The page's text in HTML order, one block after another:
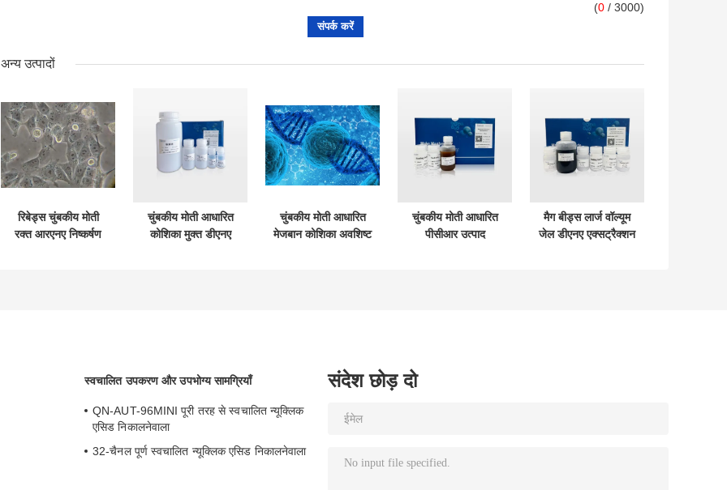
(0 / 3000)
अन्य उत्पादों
रिबेड्स चुंबकीय मोती
रक्त आरएनए निष्कर्षण
चुंबकीय मोती आधारित
कोशिका मुक्त डीएनए
चुंबकीय मोती आधारित
मेजबान कोशिका अवशिष्ट
चुंबकीय मोती आधारित
पीसीआर उत्पाद
मैग बीड्स लार्ज वॉल्यूम
जेल डीएनए एक्सट्रैक्शन
स्वचालित उपकरण और उपभोग्य सामग्रियाँ
QN-AUT-96MINI पूरी तरह से स्वचालित न्यूक्लिक
एसिड निकालनेवाला
32-चैनल पूर्ण स्वचालित न्यूक्लिक एसिड निकालनेवाला
संदेश छोड़ दो